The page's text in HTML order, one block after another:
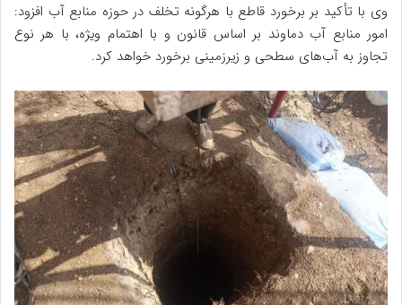
وی با تأکید بر برخورد قاطع با هرگونه تخلف در حوزه منابع آب افزود:
امور منابع آب دماوند بر اساس قانون و با اهتمام ویژه، با هر نوع
تجاوز به آب‌های سطحی و زیرزمینی برخورد خواهد کرد.